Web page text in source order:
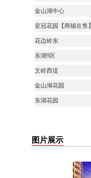
金山湖中心
皇冠花园【商铺在售】
花边岭东
东湖9区
文岭西堤
金山湖花园
东湖花园
图片展示